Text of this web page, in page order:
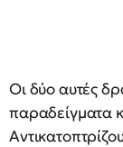
Οι δύο αυτές
παραδείγματα